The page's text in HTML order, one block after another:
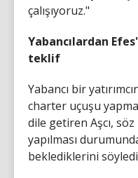
çalışıyoruz."
Yabancılardan
teklif
Yabancı bir
charter uçuşu
dile getiren Aşcı,
yapılması
beklediklerini